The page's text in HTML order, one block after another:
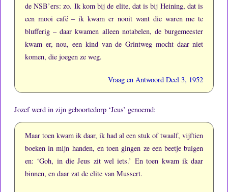
de NSB’ers: zo. Ik kom bij de elite, dat is bij Heining, dat is
een mooi café – ik kwam er nooit want die waren me te
blufferig – daar kwamen alleen notabelen, de burgemeester
kwam er, nou, een kind van de Grintweg mocht daar niet
komen, die joegen ze weg.
Vraag en Antwoord Deel 3, 1952
Jozef werd in zijn geboortedorp ‘Jeus’ genoemd:
Maar toen kwam ik daar, ik had al een stuk of twaalf, vijftien
boeken in mijn handen, en toen gingen ze een beetje buigen
en: ‘Goh, in die Jeus zit wel iets.’ En toen kwam ik daar
binnen, en daar zat de elite van Mussert.